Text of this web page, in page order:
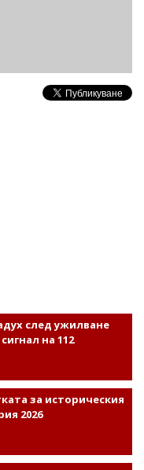
след ужилване
на 112
за историческия
2026